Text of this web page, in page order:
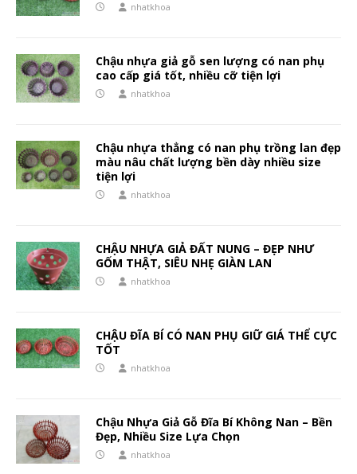
nhatkhoa
Chậu nhựa giả gỗ sen lượng có nan phụ
cao cấp giá tốt, nhiều cỡ tiện lợi
nhatkhoa
Chậu nhựa thẳng có nan phụ trồng lan đẹp
màu nâu chất lượng bền dày nhiều size
tiện lợi
nhatkhoa
CHẬU NHỰA GIẢ ĐẤT NUNG – ĐẸP NHƯ
GỐM THẬT, SIÊU NHẸ GIÀN LAN
nhatkhoa
CHẬU ĐĨA BÍ CÓ NAN PHỤ GIỮ GIÁ THỂ CỰC
TỐT
nhatkhoa
Chậu Nhựa Giả Gỗ Đĩa Bí Không Nan – Bền
Đẹp, Nhiều Size Lựa Chọn
nhatkhoa